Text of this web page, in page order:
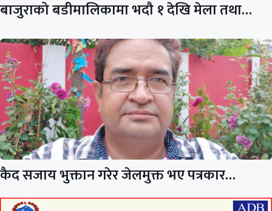
बाजुराको बडीमालिकामा भदौ १ देखि मेला तथा…
कैद सजाय भुक्तान गरेर जेलमुक्त भए पत्रकार…